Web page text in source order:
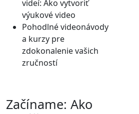
videí: Ako vytvoriť
výukové video
Pohodlné videonávody
a kurzy pre
zdokonalenie vašich
zručností
Začíname: Ako